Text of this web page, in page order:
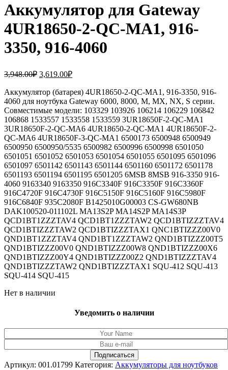
Аккумулятор для Gateway
4UR18650-2-QC-MA1, 916-
3350, 916-4060
3,948.00₽ Первоначальная
составляла
3,948.00₽.
3,619.00₽Текущая
3,619.00₽.
Аккумулятор (батарея) 4UR18650-2-QC-MA1, 916-3350, 916-
4060 для ноутбука Gateway 6000, 8000, M, MX, NX, S серии.
Совместимые модели: 103329 103926 106214 106229 106842
106868 1533557 1533558 1533559 3UR18650F-2-QC-MA1
3UR18650F-2-QC-MA6 4UR18650-2-QC-MA1 4UR18650F-2-
QC-MA6 4UR18650F-3-QC-MA1 6500173 6500948 6500949
6500950 6500950/5535 6500982 6500996 6500998 6501050
6501051 6501052 6501053 6501054 6501055 6501095 6501096
6501097 6501142 6501143 6501144 6501160 6501172 6501178
6501193 6501194 6501195 6501205 6MSB 8MSB 916-3350 916-
4060 9163340 9163350 916C3340F 916C3350F 916C3360F
916C4720F 916C4730F 916C5150F 916C5160F 916C5980F
916C6840F 935C2080F B1425010G00003 CS-GW680NB
DAK100520-011102L MA13S2P MA14S2P MA14S3P
QCD1BT1ZZZTAV4 QCD1BT1ZZZTAW2 QCD1BTIZZZTAV4
QCD1BTIZZZTAW2 QCD1BTIZZZTAX1 QNC1BTIZZZ00V0
QND1BT1ZZZTAV4 QND1BT1ZZZTAW2 QND1BTIZZZ00T5
QND1BTIZZZ00V0 QND1BTIZZZ00W8 QND1BTIZZZ00X6
QND1BTIZZZ00Y4 QND1BTIZZZ00Z2 QND1BTIZZZTAV4
QND1BTIZZZTAW2 QND1BTIZZZTAX1 SQU-412 SQU-413
SQU-414 SQU-415
Нет в наличии
Уведомить о наличии
Артикул: 001.01799 Категория: Аккумуляторы для ноутбуков